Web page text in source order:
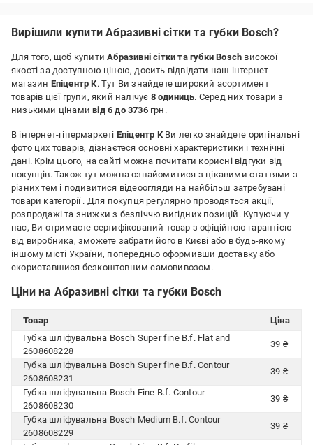
Вирішили купити Абразивні сітки та губки Bosch?
Для того, щоб купитиАбразивні сітки та губки Bosch високої
якості за доступною ціною, досить відвідати наш інтернет-
магазин Епіцентр К. Тут Ви знайдете широкий асортимент
товарів цієї групи, який налічує 8 одиниць. Серед них товари з
низькими цінамивід 6 до 3736грн.
В інтернет-гіпермаркеті Епіцентр КВи легко знайдете оригінальні
фото цих товарів, дізнаєтеся основні характеристики і технічні
дані. Крім цього, на сайті можна почитати корисні відгуки від
покупців. Також тут можна ознайомитися з цікавими статтями з
різних тем і подивитися відеоогляди на найбільш затребувані
товари категорії . Для покупця регулярно проводяться акції,
розпродажі та знижки з безліччю вигідних позицій. Купуючи у
нас, Ви отримаєте сертифікований товар з офіційною гарантією
від виробника, зможете забрати його в Києві або в будь-якому
іншому місті України, попередньо оформивши доставку або
скориставшися безкоштовним самовивозом.
Ціни на Абразивні сітки та губки Bosch
Товар
Ціна
Губка шліфувальна Bosch Super fine B.f. Flat and
2608608228
39 ₴
Губка шліфувальна Bosch Super fine B.f. Contour
2608608231
39 ₴
Губка шліфувальна Bosch Fine B.f. Contour
2608608230
39 ₴
Губка шліфувальна Bosch Medium B.f. Contour
2608608229
39 ₴